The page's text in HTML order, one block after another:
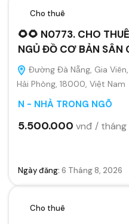
Cho thuê
🌻🌻 N0773. CHO
NGỦ ĐỒ CƠ BẢN SÂN
Đường Đà Nẵng, Gia
Hải Phòng, 18000, Việt Nam
N - NHÀ TRONG NGÕ
5.500.000 vnđ / tháng
Ngày đăng: 6 Tháng 8, 2026
Cho thuê